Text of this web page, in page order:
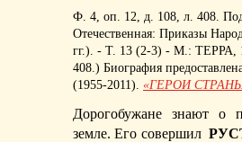
Ф. 4, оп. 12, д. 108, л. 408.
Отечественная: Приказы
гг.). - Т. 13 (2-3) - М.: ТЕРРА,
408.) Биография
(1955-2011). «ГЕРОИ
Дорогобужане знают о
земле. Его совершил